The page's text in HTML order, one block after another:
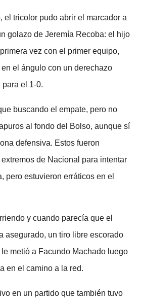
el tricolor pudo abrir el marcador a
golazo de Jeremía Recoba: el hijo
vez con el primer equipo,
el ángulo con un derechazo
el 1-0.
buscando el empate, pero no
al fondo del Bolso, aunque sí
defensiva. Estos fueron
de Nacional para intentar
pero estuvieron erráticos en el
y cuando parecía que el
asegurado, un tiro libre escorado
metió a Facundo Machado luego
en el camino a la red.
en un partido que también tuvo